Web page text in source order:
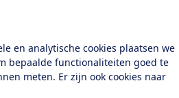
en analytische cookies plaatsen we
bepaalde functionaliteiten goed te
meten. Er zijn ook cookies naar